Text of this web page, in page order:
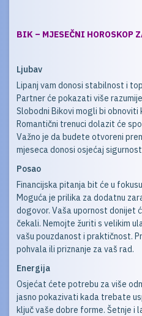
BIK – MJESEČNI HOROSKOP
Ljubav
Lipanj vam donosi stabilnost i
Partner će pokazati više
Slobodni Bikovi mogli bi
Romantični trenuci dolazit će
Važno je da budete otvoreni
mjeseca donosi osjećaj
Posao
Financijska pitanja bit će u
Moguća je prilika za dodatnu
dogovor. Vaša upornost donijet
čekali. Nemojte žuriti s velikim
vašu pouzdanost i praktičnost.
pohvala ili priznanje za vaš rad.
Energija
Osjećat ćete potrebu za više
jasno pokazivati kada trebate
ključ vaše dobre forme. Šetnje i